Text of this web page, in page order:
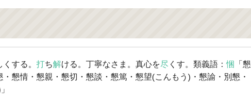
くする。 打ち解ける。丁寧なさま。真心を尽 くす。類義語：悃
「懇
・懇情・懇親・懇切・懇談・懇篤・懇望(こんもう)・懇諭・別懇・